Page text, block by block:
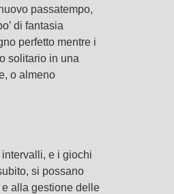
passatempo,
di fantasia
perfetto mentre i
solitario in una
o almeno
e i giochi
si possano
alla gestione delle